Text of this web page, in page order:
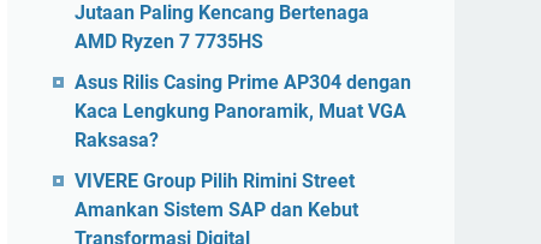
Jutaan Paling Kencang Bertenaga
AMD Ryzen 7 7735HS
Asus Rilis Casing Prime AP304 dengan
Kaca Lengkung Panoramik, Muat VGA
Raksasa?
VIVERE Group Pilih Rimini Street
Amankan Sistem SAP dan Kebut
Transformasi Digital